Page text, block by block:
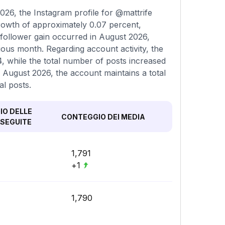
the Instagram profile for @mattrife
of approximately 0.07 percent,
gain occurred in August 2026,
month. Regarding account activity, the
while the total number of posts increased
2026, the account maintains a total
posts.
DELLE
CONTEGGIO DEI MEDIA
1,791
+1
1,790